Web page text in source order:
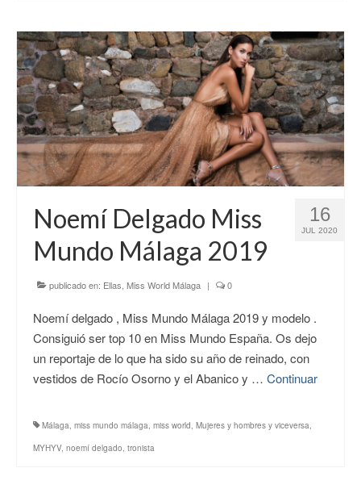
16
JUL 2020
Noemí Delgado Miss
Mundo Málaga 2019
publicado en: Ellas Miss World Málaga | 0
Noemí delgado , Miss Mundo Málaga 2019 y modelo .
Consiguió ser top 10 en Miss Mundo España. Os dejo
un reportaje de lo que ha sido su año de reinado, con
vestidos de Rocío Osorno y el Abanico y … Continuar
Málaga, miss mundo málaga, miss world, Mujeres y hombres y viceversa,
MYHYV, noemí delgado, tronista